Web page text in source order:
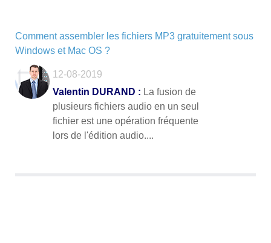
Comment assembler les fichiers MP3 gratuitement sous
Windows et Mac OS ?
12-08-2019
Valentin DURAND : La fusion de
plusieurs fichiers audio en un seul
fichier est une opération fréquente
lors de l'édition audio....